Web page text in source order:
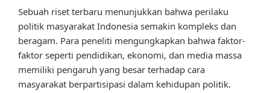
Sebuah riset terbaru menunjukkan bahwa perilaku
politik masyarakat Indonesia semakin kompleks dan
beragam. Para peneliti mengungkapkan bahwa faktor-
faktor seperti pendidikan, ekonomi, dan media massa
memiliki pengaruh yang besar terhadap cara
masyarakat berpartisipasi dalam kehidupan politik.